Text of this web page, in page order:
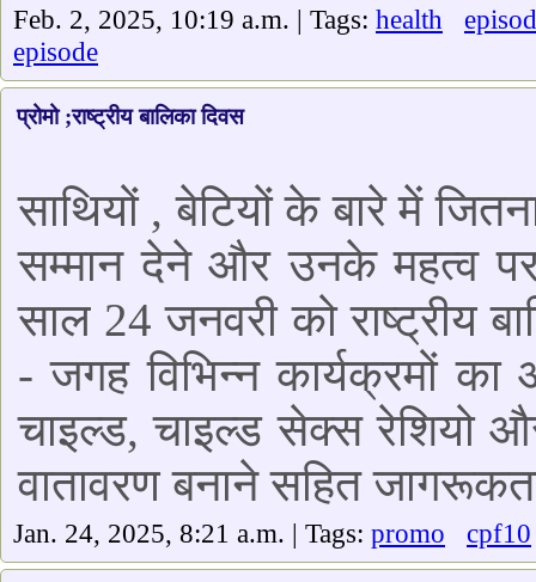
Feb. 2, 2025, 10:19 a.m. | Tags: health
episode
प्रोमो ;राष्ट्रीय बालिका दिवस
साथियों , बेटियों के बारे में
सम्मान देने और उनके महत्व
साल 24 जनवरी को राष्ट्रीय
- जगह विभिन्न कार्यक्रमों
चाइल्ड, चाइल्ड सेक्स रेशियो
वातावरण बनाने सहित
Jan. 24, 2025, 8:21 a.m. | Tags: promo cpf10